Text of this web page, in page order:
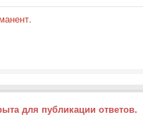
для публикации ответов.